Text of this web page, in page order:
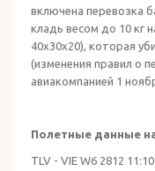
включена перевозка
кладь весом до 10 кг
40x30x20), которая
(изменения правил о
авиакомпанией 1
Полетные данные
TLV - VIE W6 2812